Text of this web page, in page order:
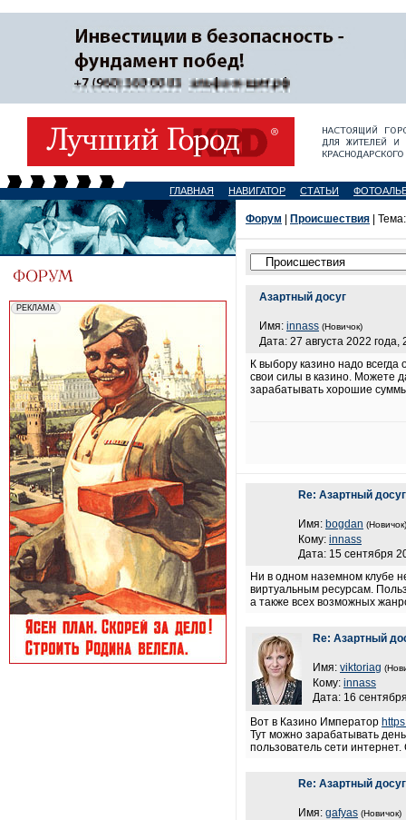
ГЛАВНАЯ НАВИГАТОР СТАТЬИ
Форум Происшествия |
Азартный досуг
Имя: innass (Новичок)
Дата: 27 августа 2022 года,
К выбору казино надо
свои силы в казино. Можете
зарабатывать хорошие
Re: Азартный досуг
Имя: bogdan (Новичок)
Кому: innass
Дата: 15 сентября
Ни в одном наземном клубе
виртуальным ресурсам.
а также всех возможных
Re: Азартный
Имя: viktoriag
Кому: innass
Дата: 16
Вот в Казино Император
Тут можно зарабатывать
пользователь сети
Re: Азартный досуг
Имя: gafyas (Новичок)